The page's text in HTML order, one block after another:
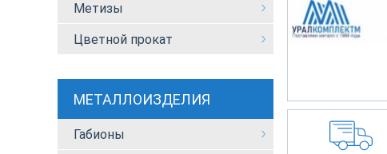
Метизы
Цветной прокат
МЕТАЛЛОИЗДЕЛИЯ
Габионы